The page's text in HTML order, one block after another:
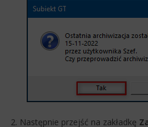
2. Następnie przejść na zakładkę